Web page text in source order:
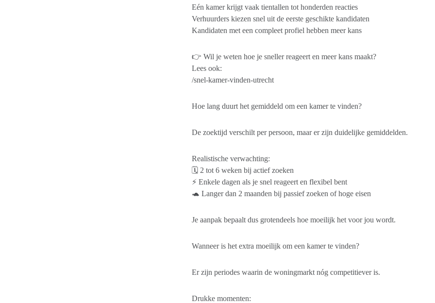
Eén kamer krijgt vaak tientallen tot honderden reacties
Verhuurders kiezen snel uit de eerste geschikte kandidaten
Kandidaten met een compleet profiel hebben meer kans
👉 Wil je weten hoe je sneller reageert en meer kans maakt?
Lees ook:
/snel-kamer-vinden-utrecht
Hoe lang duurt het gemiddeld om een kamer te vinden?
De zoektijd verschilt per persoon, maar er zijn duidelijke gemiddelden.
Realistische verwachting:
🗓️ 2 tot 6 weken bij actief zoeken
⚡ Enkele dagen als je snel reageert en flexibel bent
🐢 Langer dan 2 maanden bij passief zoeken of hoge eisen
Je aanpak bepaalt dus grotendeels hoe moeilijk het voor jou wordt.
Wanneer is het extra moeilijk om een kamer te vinden?
Er zijn periodes waarin de woningmarkt nóg competitiever is.
Drukke momenten: